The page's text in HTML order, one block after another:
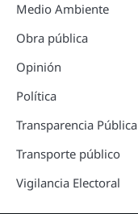
Medio Ambiente
Obra pública
Opinión
Política
Transparencia Pública
Transporte público
Vigilancia Electoral